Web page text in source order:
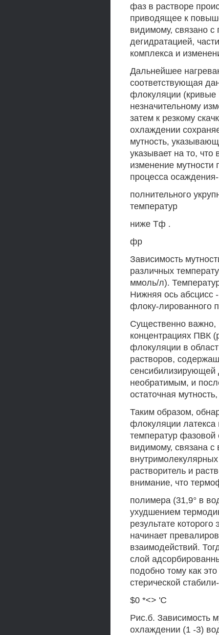
фаз в растворе
приводящее к
видимому, связано
дегидратацией,
комплекса и
Дальнейшее
соответствующая
флокуляции (кривые
незначительному
затем к резкому
охлаждении
мутность,
указывает на то,
изменение мутности
процесса
полнительного
температур
ниже Тф .
фр
Зависимость
различных
ммоль/л).
Нижняя ось абсцисс
флоку-лированного
Существенно важно,
концентрациях ПВК
флокуляции в
растворов,
необратимым, и
остаточная
Таким образом,
флокуляции
температур фазовой
видимому, связана
растворитель и
внимание, что
полимера (31,9° в
ухудшением
результате
начинает
взаимодействий.
слой
подобно тому как
стерической стабили-
$0 *<> 'С
Рис.б. Зависимость
охлаждении (1 -3)